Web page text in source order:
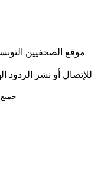
موقع الصحفيين